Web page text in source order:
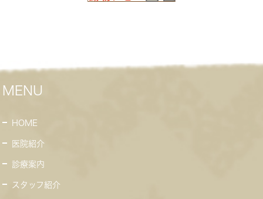
MENU
HOME
医院紹介
診療案内
スタッフ紹介